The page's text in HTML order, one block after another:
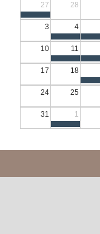
27
28
3 4
10 11
17 18
24 25
31 1